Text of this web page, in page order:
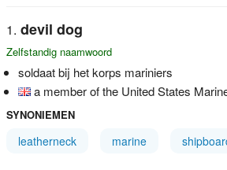
devil dog
Zelfstandig naamwoord
soldaat bij het korps mariniers
a member of the United States
SYNONIEMEN
leatherneck marine